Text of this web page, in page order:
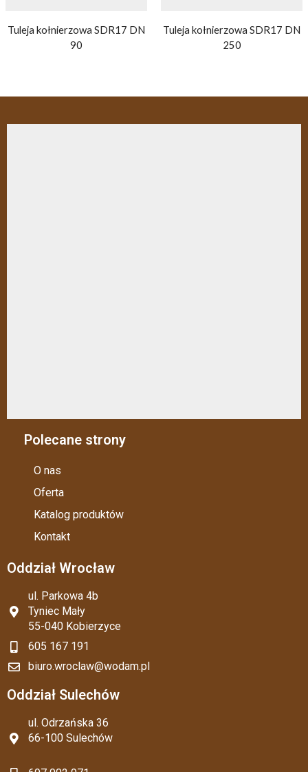
Tuleja kołnierzowa SDR17 DN
90
Tuleja kołnierzowa SDR17 DN
250
Polecane strony
O nas
Oferta
Katalog produktów
Kontakt
Oddział Wrocław
ul. Parkowa 4b
Tyniec Mały
55-040 Kobierzyce
605 167 191
biuro.wroclaw@wodam.pl
Oddział Sulechów
ul. Odrzańska 36
66-100 Sulechów